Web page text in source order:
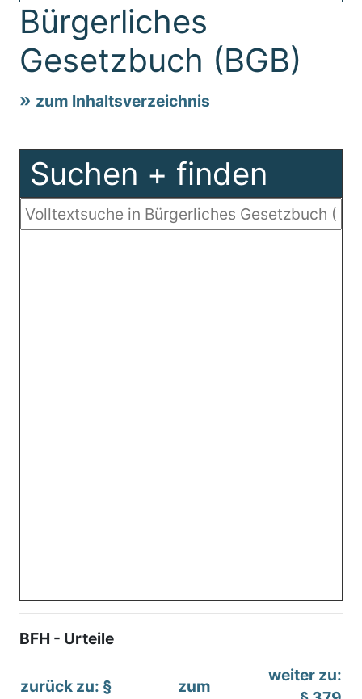
Bürgerliches
Gesetzbuch (BGB)
zum Inhaltsverzeichnis
Suchen + finden
BFH - Urteile
zurück zu: §
zum
weiter zu: